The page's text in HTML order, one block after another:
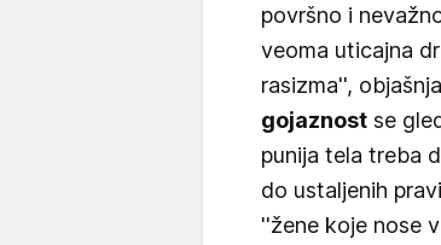
površno i
veoma uticajna
rasizma'',
gojaznost se
punija tela treba
do ustaljenih
''žene koje nose